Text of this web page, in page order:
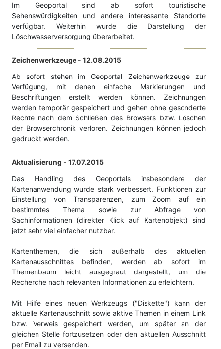
Im Geoportal sind ab sofort touristische
Sehenswürdigkeiten und andere interessante Standorte
verfügbar. Weiterhin wurde die Darstellung der
Löschwasserversorgung überarbeitet.
Zeichenwerkzeuge - 12.08.2015
Ab sofort stehen im Geoportal Zeichenwerkzeuge zur
Verfügung, mit denen einfache Markierungen und
Beschriftungen erstellt werden können. Zeichnungen
werden temporär gespeichert und gehen ohne gesonderte
Rechte nach dem Schließen des Browsers bzw. Löschen
der Browserchronik verloren. Zeichnungen können jedoch
gedruckt werden.
Aktualisierung - 17.07.2015
Das Handling des Geoportals insbesondere der
Kartenanwendung wurde stark verbessert. Funktionen zur
Einstellung von Transparenzen, zum Zoom auf ein
bestimmtes Thema sowie zur Abfrage von
Sachinformationen (direkter Klick auf Kartenobjekt) sind
jetzt sehr viel einfacher nutzbar.
Kartenthemen, die sich außerhalb des aktuellen
Kartenausschnittes befinden, werden ab sofort im
Themenbaum leicht ausgegraut dargestellt, um die
Recherche nach relevanten Informationen zu erleichtern.
Mit Hilfe eines neuen Werkzeugs ("Diskette") kann der
aktuelle Kartenauschnitt sowie aktive Themen in einem Link
bzw. Verweis gespeichert werden, um später an der
gleichen Stelle fortzusetzen oder den aktuellen Ausschnitt
per Email zu versenden.